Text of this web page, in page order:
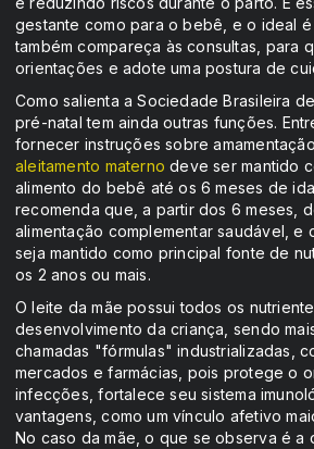
gestante como para o bebê, e o ideal
também compareça às consultas, para
orientações e adote uma postura de
Como salienta a Sociedade Brasileira
pré-natal tem ainda outras funções.
fornecer instruções sobre
aleitamento materno deve ser mantido
alimento do bebê até os 6 meses de
recomenda que, a partir dos 6 meses,
alimentação complementar saudável, e
seja mantido como principal fonte de
os 2 anos ou mais.
O leite da mãe possui todos os
desenvolvimento da criança, sendo
chamadas "fórmulas" industrializadas,
mercados e farmácias, pois protege o
infecções, fortalece seu sistema
vantagens, como um vínculo afetivo
No caso da mãe, o que se observa é a